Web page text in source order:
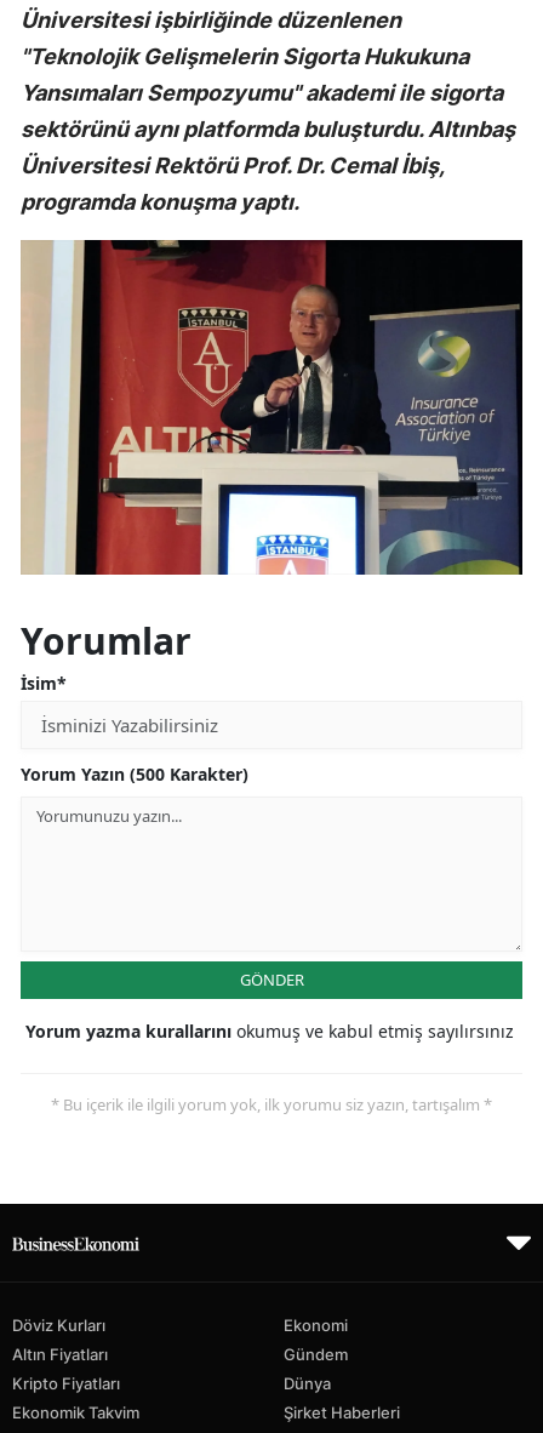
Üniversitesi işbirliğinde düzenlenen
"Teknolojik Gelişmelerin Sigorta Hukukuna
Yansımaları Sempozyumu" akademi ile sigorta
sektörünü aynı platformda buluşturdu. Altınbaş
Üniversitesi Rektörü Prof. Dr. Cemal İbiş,
programda konuşma yaptı.
Yorumlar
İsim*
Yorum Yazın (500 Karakter)
GÖNDER
Yorum yazma kurallarını okumuş ve kabul etmiş sayılırsınız
* Bu içerik ile ilgili yorum yok, ilk yorumu siz yazın, tartışalım *
Döviz Kurları
Altın Fiyatları
Kripto Fiyatları
Ekonomik Takvim
Ekonomi
Gündem
Dünya
Şirket Haberleri